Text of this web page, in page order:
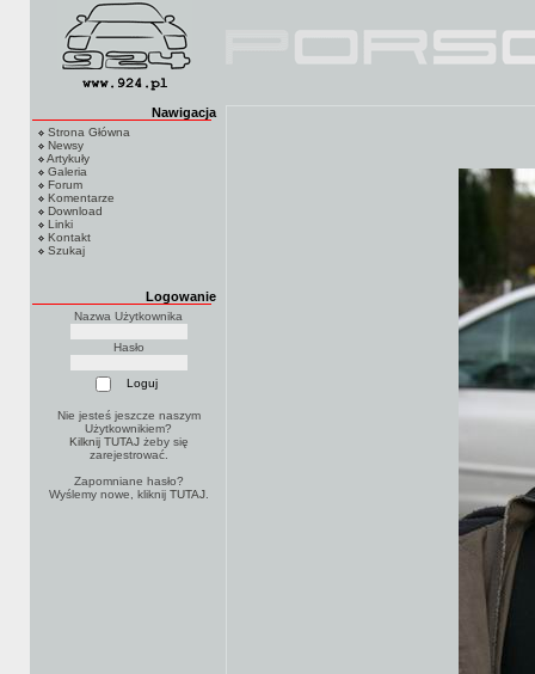
Nawigacja
Strona Główna
Newsy
Artykuły
Galeria
Forum
Komentarze
Download
Linki
Kontakt
Szukaj
Logowanie
Nazwa Użytkownika
Hasło
Nie jesteś jeszcze naszym
Użytkownikiem?
Kilknij TUTAJżeby się
zarejestrować.
Zapomniane hasło?
Wyślemy nowe, kliknij TUTAJ.